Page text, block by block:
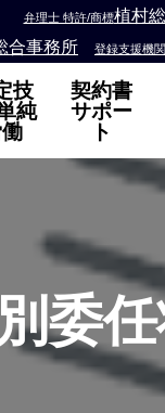
弁理士 特許/商標植村
合事務所 登録支援機
技
純
契約書
サポー
ト
委